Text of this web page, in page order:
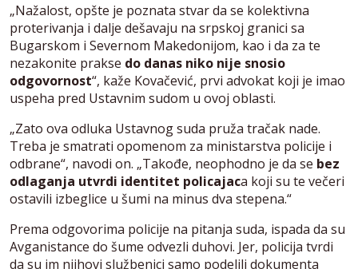
„Nažalost, opšte je poznata stvar da se kolektivna
proterivanja i dalje dešavaju na srpskoj granici sa
Bugarskom i Severnom Makedonijom, kao i da za te
nezakonite prakse do danas niko nije snosio
odgovornost“, kaže Kovačević, prvi advokat koji je imao
uspeha pred Ustavnim sudom u ovoj oblasti.
„Zato ova odluka Ustavnog suda pruža tračak nade.
Treba je smatrati opomenom za ministarstva policije i
odbrane“, navodi on. „Takođe, neophodno je da se bez
odlaganja utvrdi identitet policajaca koji su te večeri
ostavili izbeglice u šumi na minus dva stepena.“
Prema odgovorima policije na pitanja suda, ispada da su
Avganistance do šume odvezli duhovi. Jer, policija tvrdi
da su im njihovi službenici samo podelili dokumenta